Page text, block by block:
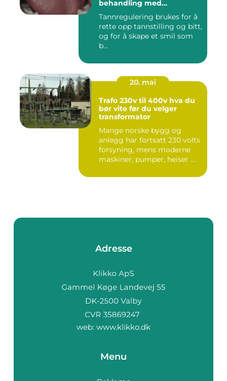
behandling med
Tannregulering brukes for å
rette opp tannstilling og bitt,
og for å skape et smil som
b...
20. mai
Trafo 230v til 400v hva du
bør vite før du velger
transformator
Mange norske bygg og
anlegg har fortsatt 230 volts
forsyning, mens moderne
maskiner, pumper, heiser ...
Adresse
web: www.klikko.dk
Menu